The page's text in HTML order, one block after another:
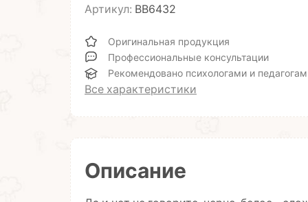
Артикул: ВВ6432
Оригинальная продукция
Профессиональные консультации
Рекомендовано психологами и
Все характеристики
Описание